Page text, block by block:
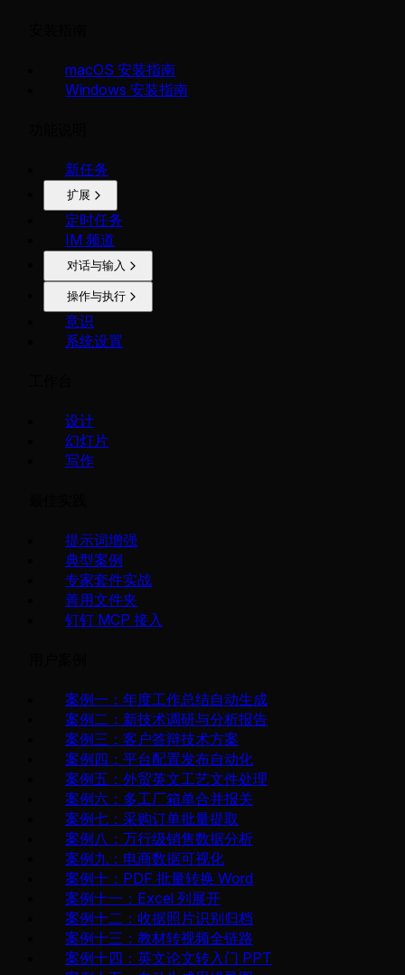
macOS 安装指南
Windows 安装指南
新任务
扩展
定时任务
IM 频道
对话与输入
操作与执行
意识
系统设置
设计
幻灯片
写作
提示词增强
典型案例
专家套件实战
善用文件夹
钉钉 MCP 接入
案例一：年度工作总结自动生成
案例二：新技术调研与分析报告
案例三：客户答辩技术方案
案例四：平台配置发布自动化
案例五：外贸英文工艺文件处理
案例六：多工厂箱单合并报关
案例七：采购订单批量提取
案例八：万行级销售数据分析
案例九：电商数据可视化
案例十：PDF 批量转换 Word
案例十一：Excel 列展开
案例十二：收据照片识别归档
案例十三：教材转视频全链路
案例十四：英文论文转入门 PPT